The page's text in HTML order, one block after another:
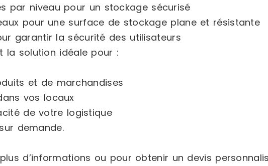
par niveau pour un stockage sécurisé
pour une surface de stockage plane et résistante
garantir la sécurité des utilisateurs
la solution idéale pour :
et de marchandises
vos locaux
de votre logistique
demande.
d’informations ou pour obtenir un devis